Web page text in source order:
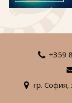
За нас
Общи условия
+359
гр. София,